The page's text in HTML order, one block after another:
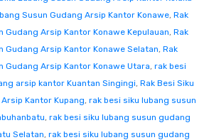
Susun Gudang Arsip Kantor Konawe, Rak
Gudang Arsip Kantor Konawe Kepulauan, Rak
Gudang Arsip Kantor Konawe Selatan, Rak
Gudang Arsip Kantor Konawe Utara, rak besi
arsip kantor Kuantan Singingi, Rak Besi Siku
Kantor Kupang, rak besi siku lubang susun
, rak besi siku lubang susun gudang
Selatan, rak besi siku lubang susun gudang